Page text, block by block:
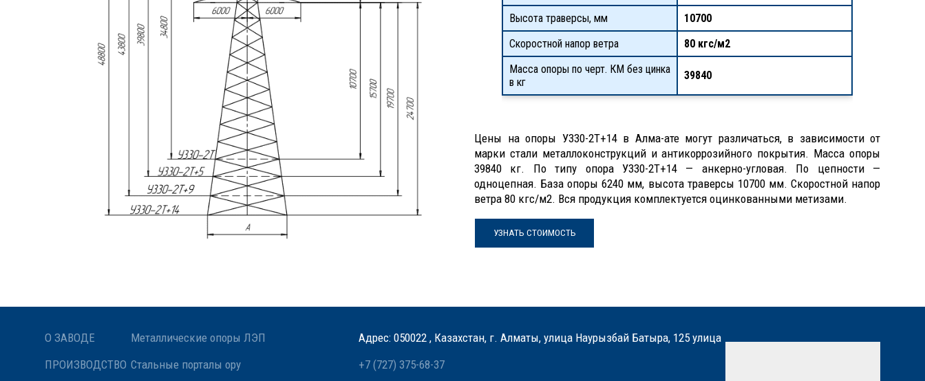
Высота траверсы, мм
10700
Скоростной напор ветра
80 кгс/м2
Масса опоры по черт. КМ без цинка
в кг
39840
Цены на опоры У330-2Т+14 в Алма-ате могут различаться, в зависимости от
марки стали металлоконструкций и антикоррозийного покрытия. Масса опоры
39840 кг. По типу опора У330-2Т+14 — анкерно-угловая. По цепности —
одноцепная. База опоры 6240 мм, высота траверсы 10700 мм. Скоростной напор
ветра 80 кгс/м2. Вся продукция комплектуется оцинкованными метизами.
УЗНАТЬ СТОИМОСТЬ
О ЗАВОДЕ
ПРОИЗВОДСТВО
Металлические опоры ЛЭП
Стальные порталы ору
Адрес: 050022 , Казахстан, г. Алматы, улица Наурызбай Батыра, 125 улица
+7 (727) 375-68-37